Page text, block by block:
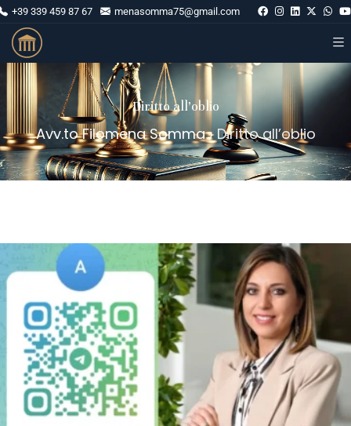
+39 339 459 87 67 menasomma75@gmail.com
Diritto all’oblio
Avv.to Filomena Somma›Diritto all’oblio